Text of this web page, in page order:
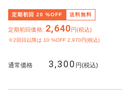
定期初回 20 %OFF 送料無料
定期初回価格: 2,640円(税込)
※2回目以降は 10 %OFF 2,970円(税込)
通常価格 3,300 円(税込)